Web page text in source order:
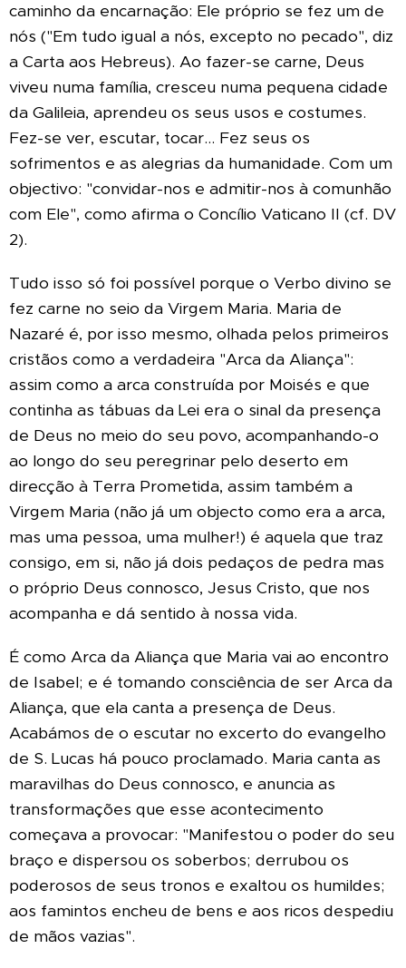
caminho da encarnação: Ele próprio se fez um de
nós ("Em tudo igual a nós, excepto no pecado", diz
a Carta aos Hebreus). Ao fazer-se carne, Deus
viveu numa família, cresceu numa pequena cidade
da Galileia, aprendeu os seus usos e costumes.
Fez-se ver, escutar, tocar... Fez seus os
sofrimentos e as alegrias da humanidade. Com um
objectivo: "convidar-nos e admitir-nos à comunhão
com Ele", como afirma o Concílio Vaticano II (cf. DV
2).
Tudo isso só foi possível porque o Verbo divino se
fez carne no seio da Virgem Maria. Maria de
Nazaré é, por isso mesmo, olhada pelos primeiros
cristãos como a verdadeira "Arca da Aliança":
assim como a arca construída por Moisés e que
continha as tábuas da Lei era o sinal da presença
de Deus no meio do seu povo, acompanhando-o
ao longo do seu peregrinar pelo deserto em
direcção à Terra Prometida, assim também a
Virgem Maria (não já um objecto como era a arca,
mas uma pessoa, uma mulher!) é aquela que traz
consigo, em si, não já dois pedaços de pedra mas
o próprio Deus connosco, Jesus Cristo, que nos
acompanha e dá sentido à nossa vida.
É como Arca da Aliança que Maria vai ao encontro
de Isabel; e é tomando consciência de ser Arca da
Aliança, que ela canta a presença de Deus.
Acabámos de o escutar no excerto do evangelho
de S. Lucas há pouco proclamado. Maria canta as
maravilhas do Deus connosco, e anuncia as
transformações que esse acontecimento
começava a provocar: "Manifestou o poder do seu
braço e dispersou os soberbos; derrubou os
poderosos de seus tronos e exaltou os humildes;
aos famintos encheu de bens e aos ricos despediu
de mãos vazias".